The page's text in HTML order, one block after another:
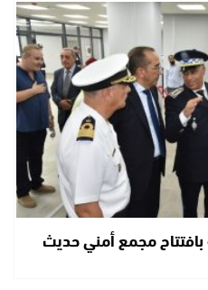
بافتتاح مجمع أمني حديث